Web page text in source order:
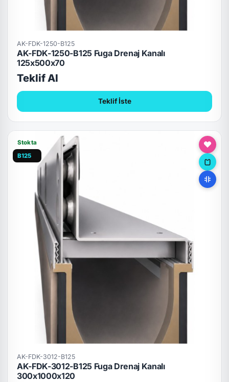
AK-FDK-1250-B125
AK-FDK-1250-B125 Fuga Drenaj Kanalı
125x500x70
Teklif Al
Teklif İste
Stokta
B125
AK-FDK-3012-B125
AK-FDK-3012-B125 Fuga Drenaj Kanalı
300x1000x120